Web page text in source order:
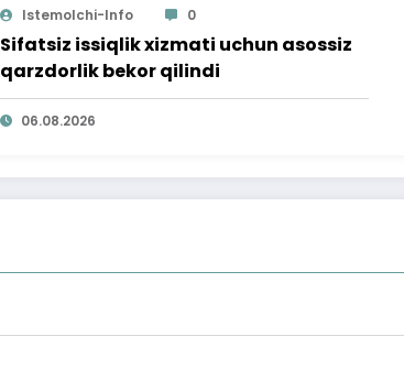
Istemolchi-Info 0
Sifatsiz issiqlik xizmati uchun asossiz
qarzdorlik bekor qilindi
06.08.2026